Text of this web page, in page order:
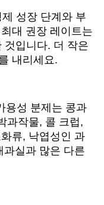
성장 단계와 부
대 권장 레이트는
것입니다. 더 작은
내리세요.
용성 분제는 콩과
과작물, 콜 크럽,
류, 낙엽성인 과
과실과 많은 다른